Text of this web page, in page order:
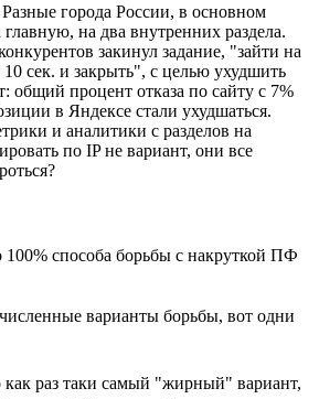
города России, в основном
на два внутренних раздела.
закинул задание, "зайти на
сек. и закрыть", с целью ухудшить
общий процент отказа по сайту с 7%
в Яндексе стали ухудшаться.
и аналитики с разделов на
по IP не вариант, они все
способа борьбы с накруткой ПФ
варианты борьбы, вот одни
как раз таки самый "жирный" вариант,